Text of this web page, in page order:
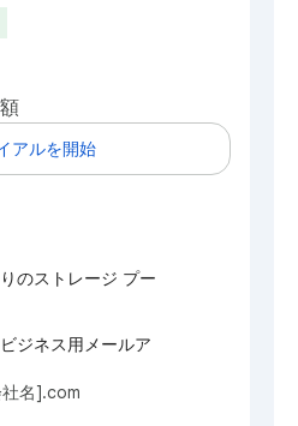
アルを開始
のストレージ プー
ジネス用メールア
名].com